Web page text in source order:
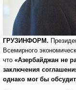
ГРУЗИНФОРМ.
Всемирного
что «Азербайджан не
заключения
однако мог бы